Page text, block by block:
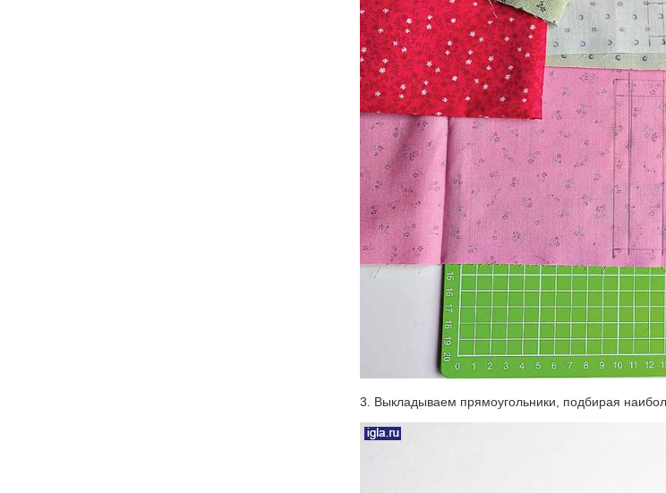
3. Выкладываем прямоугольники, подбирая